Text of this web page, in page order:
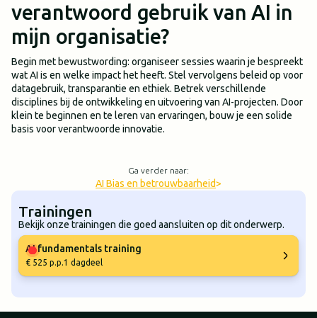
verantwoord gebruik van AI in
mijn organisatie?
Begin met bewustwording: organiseer sessies waarin je bespreekt
wat AI is en welke impact het heeft. Stel vervolgens beleid op voor
datagebruik, transparantie en ethiek. Betrek verschillende
disciplines bij de ontwikkeling en uitvoering van AI-projecten. Door
klein te beginnen en te leren van ervaringen, bouw je een solide
basis voor verantwoorde innovatie.
Ga verder naar:
AI Bias en betrouwbaarheid>
Trainingen
Bekijk onze trainingen die goed aansluiten op dit onderwerp.
AI fundamentals training
€ 525 p.p.1 dagdeel